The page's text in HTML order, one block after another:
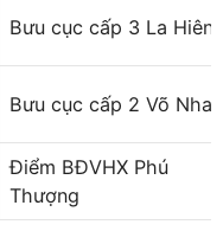
Bưu cục cấp 3 La Hiên
Bưu cục cấp 2 Võ Nhai
Điểm BĐVHX Phú
Thượng